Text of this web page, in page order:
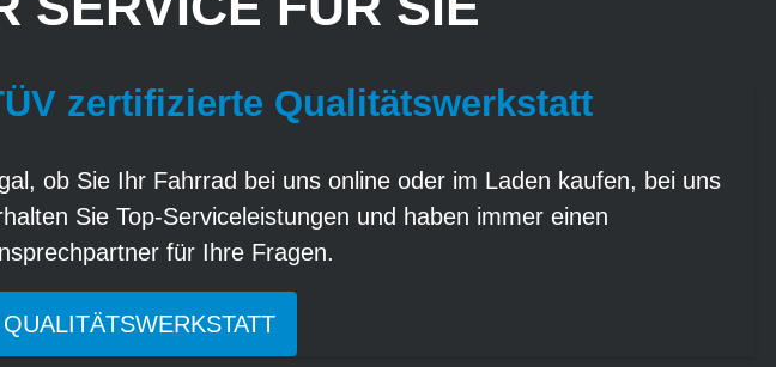
zertifizierte Qualitätswerkstatt
ob Sie Ihr Fahrrad bei uns online oder im Laden kaufen, bei uns
Sie Top-Serviceleistungen und haben immer einen
für Ihre Fragen.
QUALITÄTSWERKSTATT